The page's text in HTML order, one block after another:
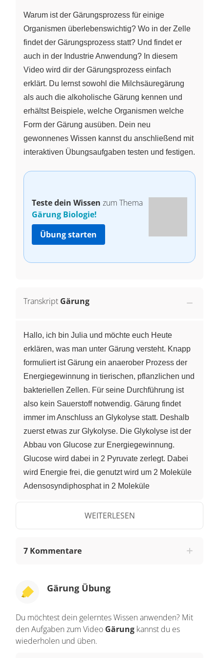
Warum ist der Gärungsprozess für einige
Organismen überlebenswichtig? Wo in der Zelle
findet der Gärungsprozess statt? Und findet er
auch in der Industrie Anwendung? In diesem
Video wird dir der Gärungsprozess einfach
erklärt. Du lernst sowohl die Milchsäuregärung
als auch die alkoholische Gärung kennen und
erhältst Beispiele, welche Organismen welche
Form der Gärung ausüben. Dein neu
gewonnenes Wissen kannst du anschließend mit
interaktiven Übungsaufgaben testen und festigen.
Teste dein Wissen zum Thema
Gärung Biologie!
Übung starten
Transkript Gärung
Hallo, ich bin Julia und möchte euch Heute
erklären, was man unter Gärung versteht. Knapp
formuliert ist Gärung ein anaerober Prozess der
Energiegewinnung in tierischen, pflanzlichen und
bakteriellen Zellen. Für seine Durchführung ist
also kein Sauerstoff notwendig. Gärung findet
immer im Anschluss an Glykolyse statt. Deshalb
zuerst etwas zur Glykolyse. Die Glykolyse ist der
Abbau von Glucose zur Energiegewinnung.
Glucose wird dabei in 2 Pyruvate zerlegt. Dabei
wird Energie frei, die genutzt wird um 2 Moleküle
Adensosyndiphosphat in 2 Moleküle
Adenosyntriphosphat abgekürzt ATP kann später
von der Zelle genutzt werden um Reaktionen zu
Dabei wird wieder 1 Phosphat von
Adensosyndiphosphat. ATP ist sozusagen die
Energieleerung der Zelle. Außerdem werden bei
NADH ist ein Elektronenüberträger, der in vielen
Redoxreaktionen in der Zelle eine Rolle spielt.
WEITERLESEN
7 Kommentare
Gärung Übung
Du möchtest dein gelerntes Wissen anwenden? Mit
den Aufgaben zum Video Gärung kannst du es
wiederholen und üben.